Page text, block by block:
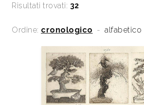
Risultati trovati: 32
Ordine: cronologico - alfabetico